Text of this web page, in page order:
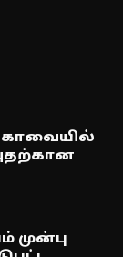
முன்பு